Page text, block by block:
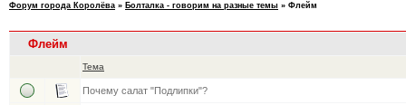
Форум города Королёва » Болталка - говорим на разные темы » Флейм
Флейм
Тема
Почему салат "Подлипки"?